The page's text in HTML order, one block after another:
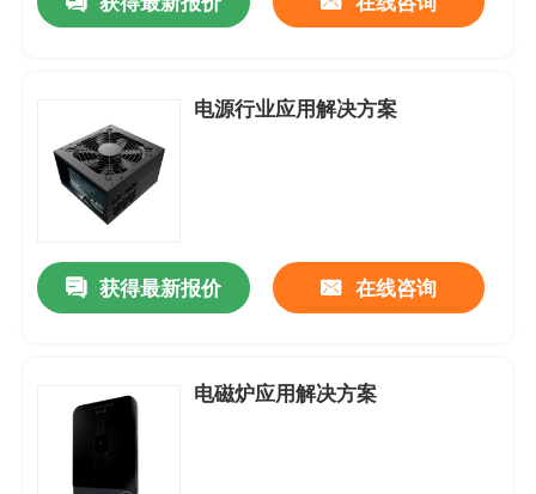
AC-交流机风扇
EC-轴流风扇
风扇配件
电源行业应用解决方案
获得最新报价 在线咨询
电磁炉应用解决方案